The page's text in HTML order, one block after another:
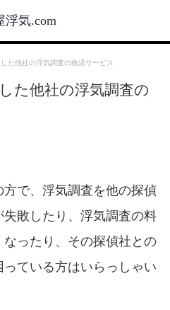
浮気.com
た他社の浮気調査の救済サービス
た他社の浮気調査の
で、浮気調査を他の探偵
敗したり、浮気調査の料
ったり、その探偵社との
ている方はいらっしゃい